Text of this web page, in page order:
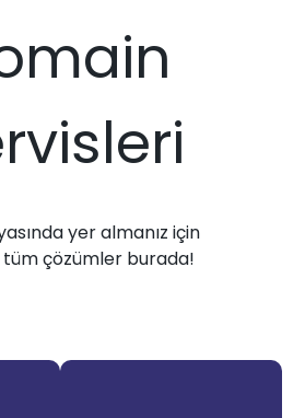
yer almanız için
tüm çözümler burada!